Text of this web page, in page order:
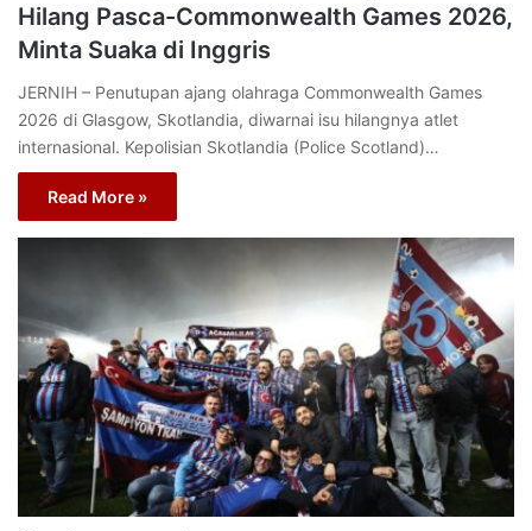
Hilang Pasca-Commonwealth Games 2026,
Minta Suaka di Inggris
JERNIH – Penutupan ajang olahraga Commonwealth Games
2026 di Glasgow, Skotlandia, diwarnai isu hilangnya atlet
internasional. Kepolisian Skotlandia (Police Scotland)…
Read More »